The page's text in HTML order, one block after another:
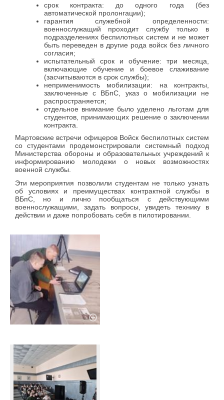
срок контракта: до одного года (без
автоматической пролонгации);
гарантия служебной определенности:
военнослужащий проходит службу только в
подразделениях беспилотных систем и не может
быть переведен в другие рода войск без личного
согласия;
испытательный срок и обучение: три месяца,
включающие обучение и боевое слаживание
(засчитываются в срок службы);
неприменимость мобилизации: на контракты,
заключенные с ВБпС, указ о мобилизации не
распространяется;
отдельное внимание было уделено льготам для
студентов, принимающих решение о заключении
контракта.
Мартовские встречи офицеров Войск беспилотных систем
со студентами продемонстрировали системный подход
Министерства обороны и образовательных учреждений к
информированию молодежи о новых возможностях
военной службы.
Эти мероприятия позволили студентам не только узнать
об условиях и преимуществах контрактной службы в
ВБпС, но и лично пообщаться с действующими
военнослужащими, задать вопросы, увидеть технику в
действии и даже попробовать себя в пилотировании.